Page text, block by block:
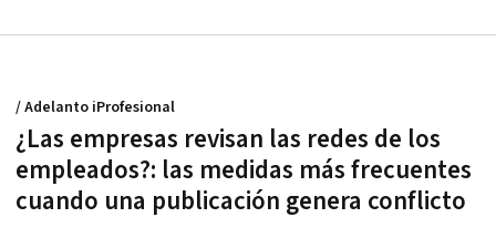
¿Las empresas revisan las redes de los
empleados?: las medidas más frecuentes
cuando una publicación genera conflicto
/ Adelanto iProfesional